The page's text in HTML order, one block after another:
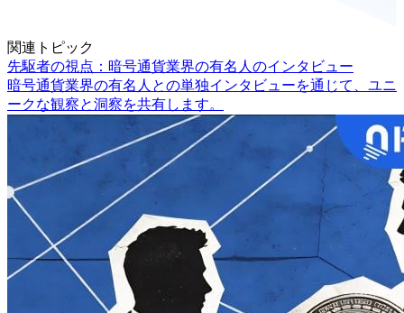
関連トピック
先駆者の視点：暗号通貨業界の有名人のインタビュー
暗号通貨業界の有名人との単独インタビューを通じて、ユニ
ークな観察と洞察を共有します。